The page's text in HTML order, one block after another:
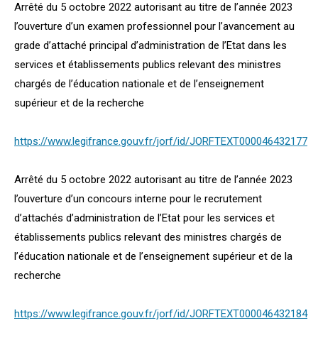
Arrêté du 5 octobre 2022 autorisant au titre de l’année 2023
l’ouverture d’un examen professionnel pour l’avancement au
grade d’attaché principal d’administration de l’Etat dans les
services et établissements publics relevant des ministres
chargés de l’éducation nationale et de l’enseignement
supérieur et de la recherche
https://www.legifrance.gouv.fr/jorf/id/JORFTEXT000046432177
Arrêté du 5 octobre 2022 autorisant au titre de l’année 2023
l’ouverture d’un concours interne pour le recrutement
d’attachés d’administration de l’Etat pour les services et
établissements publics relevant des ministres chargés de
l’éducation nationale et de l’enseignement supérieur et de la
recherche
https://www.legifrance.gouv.fr/jorf/id/JORFTEXT000046432184